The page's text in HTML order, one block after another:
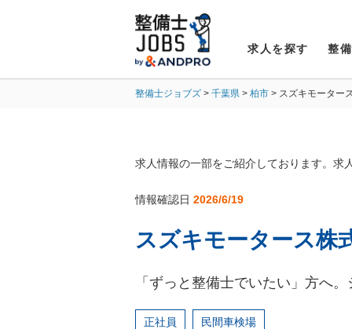
求人を探す 整
整備士ジョブズ 千葉県 柏市 スズキモーター
求人情報の一部をご紹介しております。求
情報確認日 2026/6/19
スズキモータース株
「ずっと整備士でいたい」方へ
正社員 民間車検場